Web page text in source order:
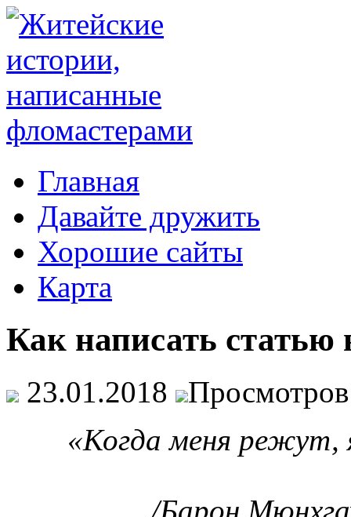
Главная
Давайте дружить
Хорошие сайты
Карта
Как написать статью
23.01.2018
«Когда меня режут,
/Барон